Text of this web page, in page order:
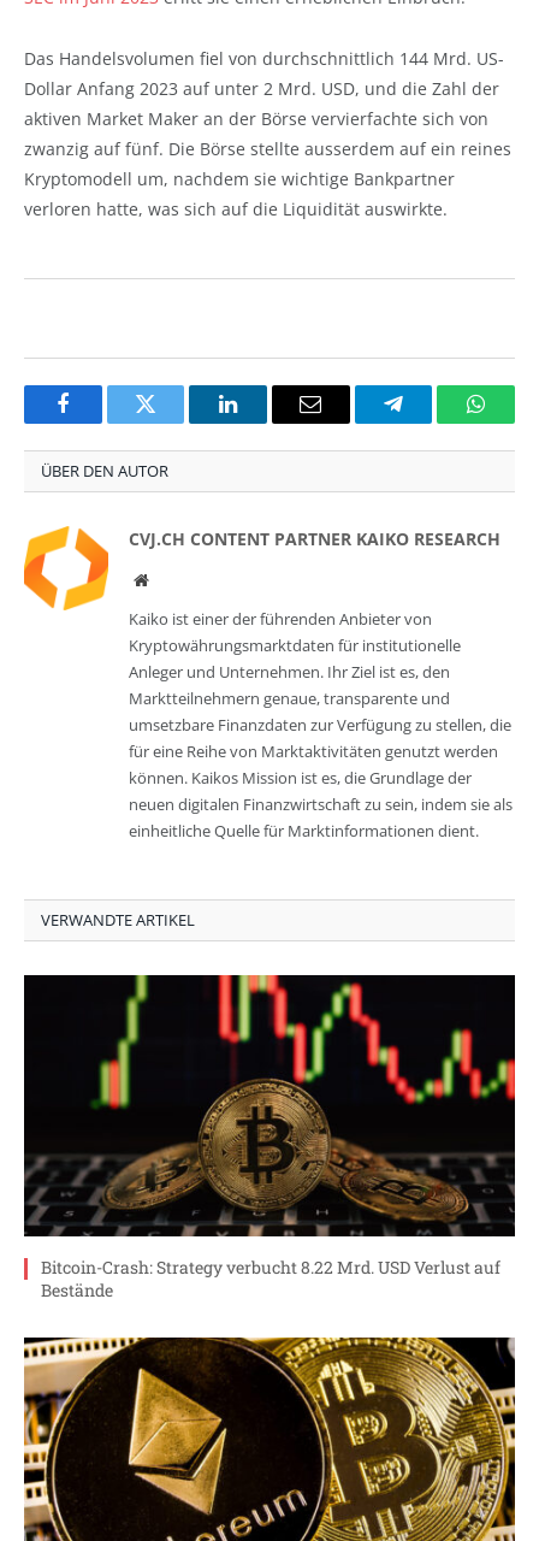
Das Handelsvolumen fiel von durchschnittlich 144 Mrd. US-
Dollar Anfang 2023 auf unter 2 Mrd. USD, und die Zahl der
aktiven Market Maker an der Börse vervierfachte sich von
zwanzig auf fünf. Die Börse stellte ausserdem auf ein reines
Kryptomodell um, nachdem sie wichtige Bankpartner
verloren hatte, was sich auf die Liquidität auswirkte.
FacebookTwitter LinkedInEmail Telegram
ÜBER DEN AUTOR
CVJ.CH CONTENT PARTNER KAIKO RESEARCH
Website
Kaiko ist einer der führenden Anbieter von
Kryptowährungsmarktdaten für institutionelle
Anleger und Unternehmen. Ihr Ziel ist es, den
Marktteilnehmern genaue, transparente und
umsetzbare Finanzdaten zur Verfügung zu stellen, die
für eine Reihe von Marktaktivitäten genutzt werden
können. Kaikos Mission ist es, die Grundlage der
neuen digitalen Finanzwirtschaft zu sein, indem sie als
einheitliche Quelle für Marktinformationen dient.
VERWANDTE ARTIKEL
Bitcoin-Crash: Strategy verbucht 8.22 Mrd. USD Verlust auf
Bestände